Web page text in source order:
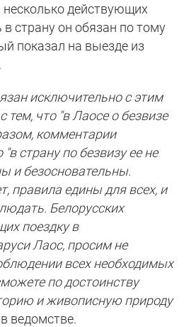
действующих
страну он обязан по тому
показал на выезде из
исключительно с этим
тем, что "в Лаосе о безвизе
комментарии
страну по безвизу ее не
и безосновательны.
правила едины для всех, и
Белорусских
поездку в
Лаос, просим не
всех необходимых
по достоинству
и живописную природу
ведомстве.